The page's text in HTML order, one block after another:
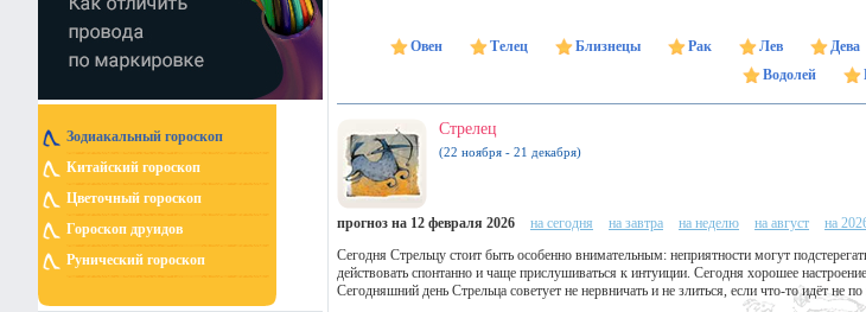
Зодиакальный гороскоп
Китайский гороскоп
Цветочный гороскоп
Гороскоп друидов
Рунический гороскоп
Овен Телец Близнецы Рак Лев Дева
Водолей
Стрелец
(22 ноября - 21 декабря)
прогноз на 12 февраля 2026 на сегодня на завтра на неделю на август на
Сегодня Стрельцу стоит быть особенно внимательным: неприятности могут
действовать спонтанно и чаще прислушиваться к интуиции. Сегодня хорошее
Сегодняшний день Стрельца советует не нервничать и не злиться, если что-то идёт не по